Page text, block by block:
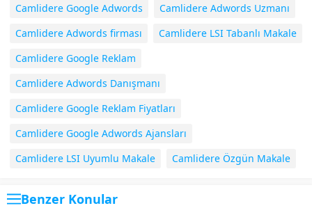
Camlidere Google Adwords
Camlidere Adwords Uzmanı
Camlidere Adwords firması
Camlidere LSI Tabanlı Makale
Camlidere Google Reklam
Camlidere Adwords Danışmanı
Camlidere Google Reklam Fiyatları
Camlidere Google Adwords Ajansları
Camlidere LSI Uyumlu Makale
Camlidere Özgün Makale
Benzer Konular